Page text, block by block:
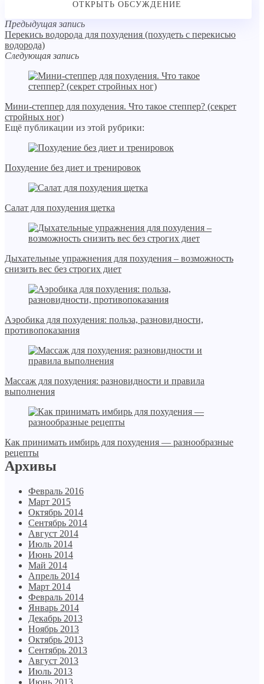
Предыдущая запись
Перекись водорода для похудения (похудеть с перекисью
водорода)
Следующая запись
Мини-степпер для похудения. Что такое степпер? (секрет
стройных ног)
Ещё публикации из этой рубрики:
Похудение без диет и тренировок
Салат для похудения щетка
Дыхательные упражнения для похудения – возможность
снизить вес без строгих диет
Аэробика для похудения: польза, разновидности,
противопоказания
Массаж для похудения: разновидности и правила
выполнения
Как принимать имбирь для похудения — разнообразные
рецепты
Архивы
Февраль 2016
Март 2015
Октябрь 2014
Сентябрь 2014
Август 2014
Июль 2014
Июнь 2014
Май 2014
Апрель 2014
Март 2014
Февраль 2014
Январь 2014
Декабрь 2013
Ноябрь 2013
Октябрь 2013
Сентябрь 2013
Август 2013
Июль 2013